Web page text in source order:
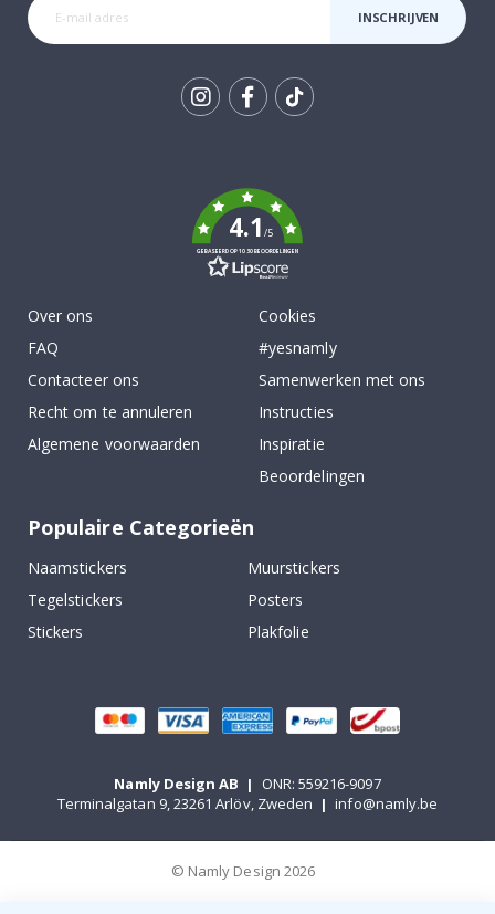
INSCHRIJVEN
4.1/5
GEBASEERD OP 1030 BEOORDELINGEN
Over ons
FAQ
Contacteer ons
Recht om te annuleren
Algemene voorwaarden
Cookies
#yesnamly
Samenwerken met ons
Instructies
Inspiratie
Beoordelingen
Populaire Categorieën
Naamstickers
Muurstickers
Tegelstickers
Posters
Stickers
Plakfolie
Namly Design AB |
ONR: 559216-9097
Terminalgatan 9, 23261 Arlöv, Zweden | info@namly.be
© Namly Design 2026